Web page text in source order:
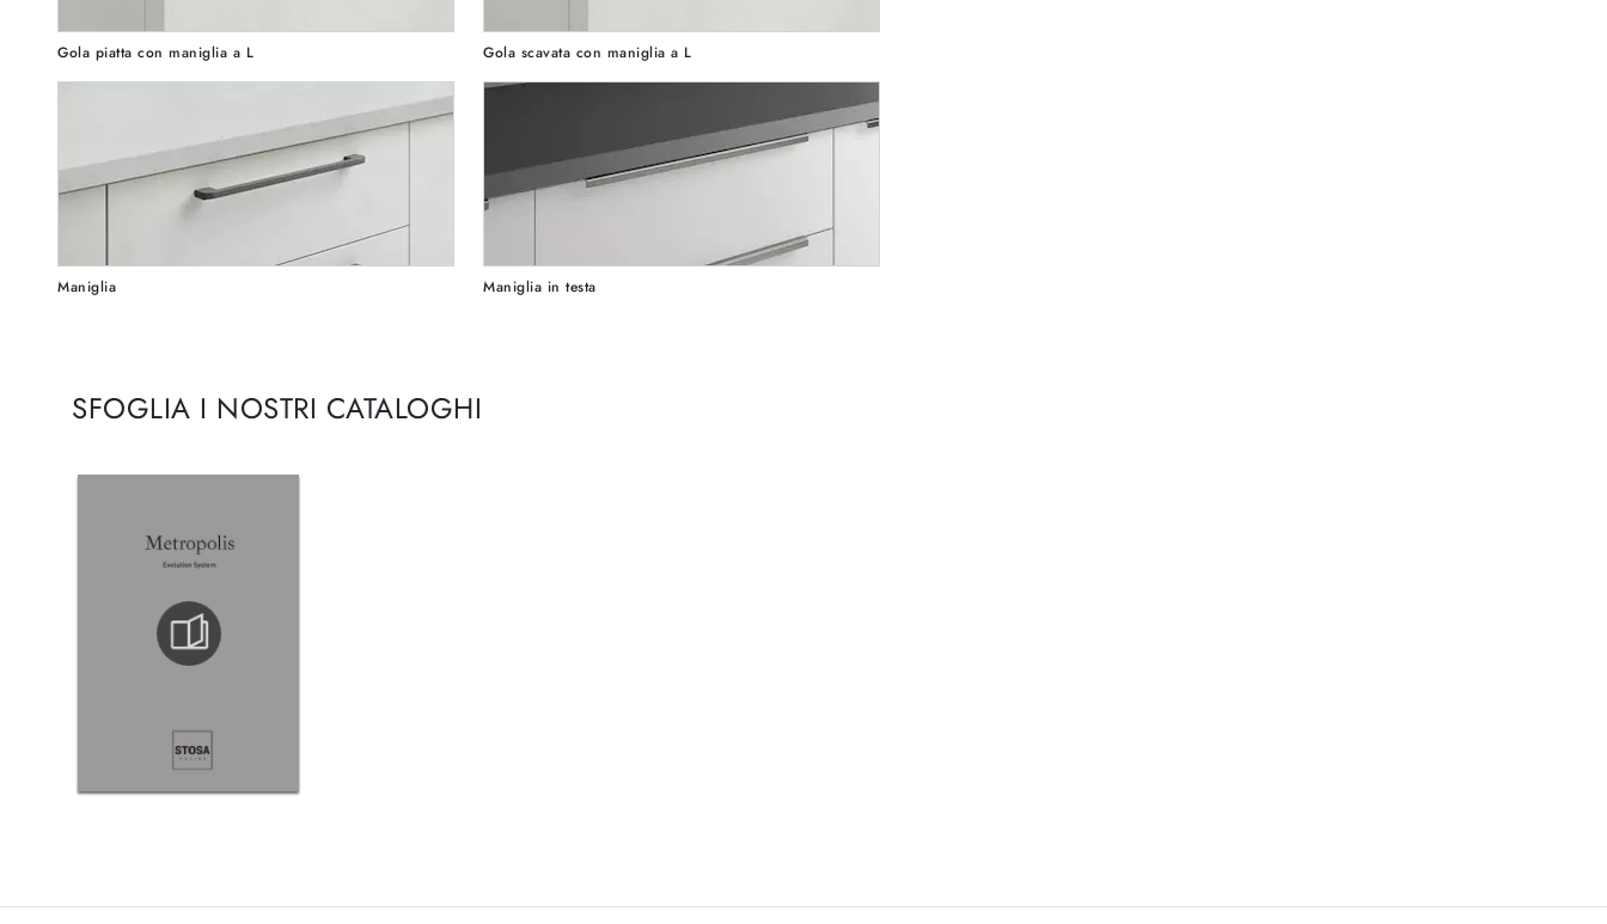
Gola piatta con maniglia a L Gola scavata con maniglia a L
Maniglia Maniglia in testa
SFOGLIA I NOSTRI CATALOGHI